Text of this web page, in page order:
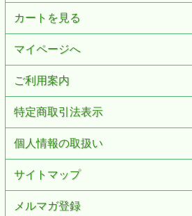
カートを見る
マイページへ
ご利用案内
特定商取引法表示
個人情報の取扱い
サイトマップ
メルマガ登録